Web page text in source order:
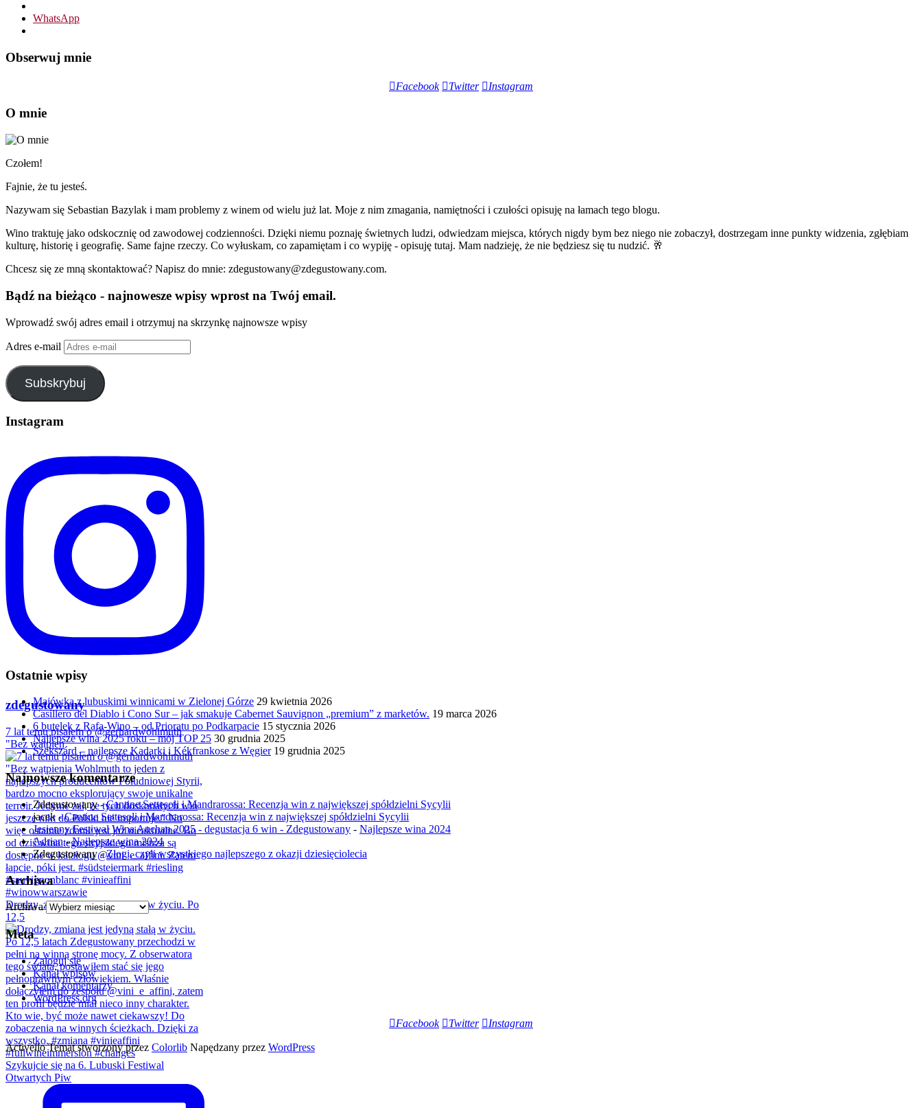
WhatsApp
Obserwuj mnie
Facebook Twitter Instagram
O mnie
Czołem!
Fajnie, że tu jesteś.
Nazywam się Sebastian Bazylak i mam problemy z winem od wielu już lat. Moje z nim zmagania, namiętności i czułości opisuję na łamach tego blogu.
Wino traktuję jako odskocznię od zawodowej codzienności. Dzięki niemu poznaję świetnych ludzi, odwiedzam miejsca, których nigdy bym bez niego nie zobaczył, dostrzegam inne punkty widzenia, zgłębiam
kulturę, historię i geografię. Same fajne rzeczy. Co wyłuskam, co zapamiętam i co wypiję - opisuję tutaj. Mam nadzieję, że nie będziesz się tu nudzić. 🥂
Chcesz się ze mną skontaktować? Napisz do mnie: zdegustowany@zdegustowany.com.
Bądź na bieżąco - najnowesze wpisy wprost na Twój email.
Wprowadź swój adres email i otrzymuj na skrzynkę najnowsze wpisy
Adres e-mail
Subskrybuj
Instagram
zdegustowany
7 lat temu pisałem o @gerhardwohlmuth
"Bez wątpien
Drodzy, zmiana jest jedyną stałą w życiu. Po
12,5
Szykujcie się na 6. Lubuski Festiwal
Otwartych Piw
Ostatnie wpisy
Majówka z lubuskimi winnicami w Zielonej Górze 29 kwietnia 2026
Casillero del Diablo i Cono Sur – jak smakuje Cabernet Sauvignon „premium” z marketów. 19 marca 2026
6 butelek z Rafa-Wino – od Prioratu po Podkarpacie 15 stycznia 2026
Najlepsze wina 2025 roku – mój TOP 25 30 grudnia 2025
Szekszárd – najlepsze Kadarki i Kékfrankose z Węgier 19 grudnia 2025
Najnowsze komentarze
Zdegustowany-Cantine Settesoli i Mandrarossa: Recenzja win z największej spółdzielni Sycylii
jacek -Cantine Settesoli i Mandrarossa: Recenzja win z największej spółdzielni Sycylii
Jesienny Festiwal Wina Auchan 2025 - degustacja 6 win - Zdegustowany - Najlepsze wina 2024
Adrian-Najlepsze wina 2024
Zdegustowany-Złogi, czyli wszystkiego najlepszego z okazji dziesięciolecia
Archiwa
Archiwa
Meta
Zaloguj się
Kanał wpisów
Kanał komentarzy
WordPress.org
Facebook Twitter Instagram
Activello Temat stworzony przez Colorlib Napędzany przez WordPress